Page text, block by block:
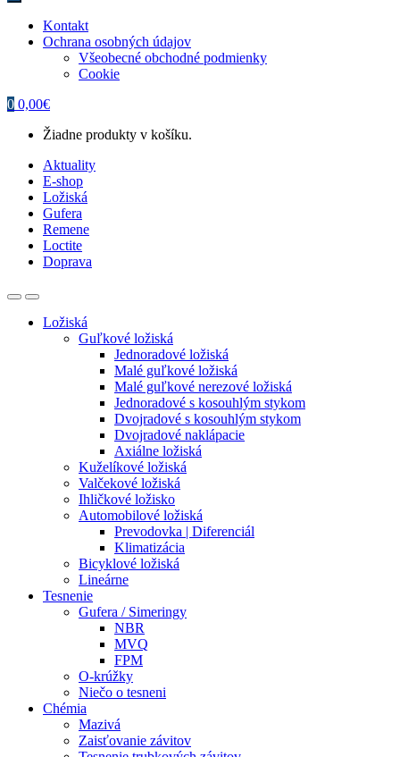
Kontakt
Ochrana osobných údajov
Všeobecné obchodné podmienky
Cookie
0 0,00€
Žiadne produkty v košíku.
Aktuality
E-shop
Ložiská
Gufera
Remene
Loctite
Doprava
Ložiská
Guľkové ložiská
Jednoradové ložiská
Malé guľkové ložiská
Malé guľkové nerezové ložiská
Jednoradové s kosouhlým stykom
Dvojradové s kosouhlým stykom
Dvojradové naklápacie
Axiálne ložiská
Kuželíkové ložiská
Valčekové ložiská
Ihličkové ložisko
Automobilové ložiská
Prevodovka | Diferenciál
Klimatizácia
Bicyklové ložiská
Lineárne
Tesnenie
Gufera / Simeringy
NBR
MVQ
FPM
O-krúžky
Niečo o tesneni
Chémia
Mazivá
Zaisťovanie závitov